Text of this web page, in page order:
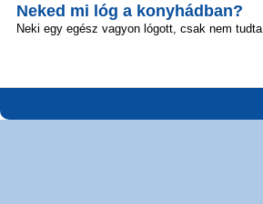
Neked mi lóg a konyhádban?
Neki egy egész vagyon lógott, csak nem tudta